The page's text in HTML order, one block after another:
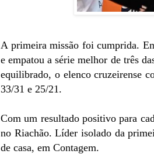
A primeira missão foi cumprida.
e empatou a série melhor de três
equilibrado, o elenco cruzeirense
33/31 e 25/21.
Com um resultado positivo para
no Riachão. Líder isolado da
de casa, em Contagem.